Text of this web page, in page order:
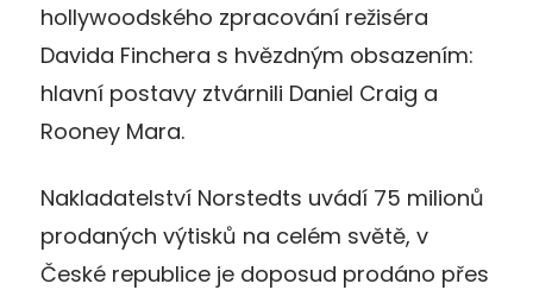
hollywoodského zpracování režiséra
Davida Finchera s hvězdným obsazením:
hlavní postavy ztvárnili Daniel Craig a
Rooney Mara.
Nakladatelství Norstedts uvádí 75 milionů
prodaných výtisků na celém světě, v
České republice je doposud prodáno přes